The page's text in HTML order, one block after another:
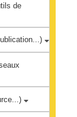
de